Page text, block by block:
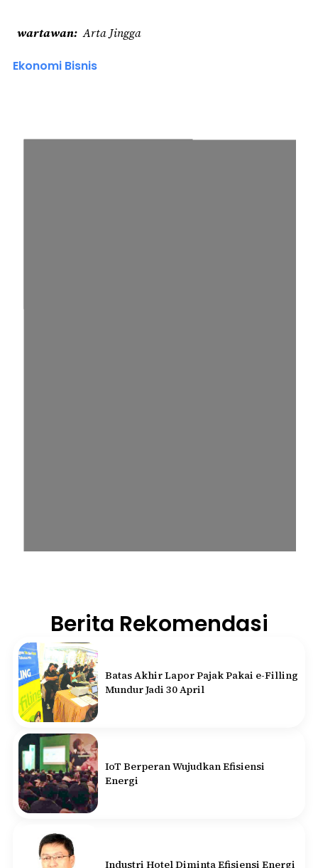
wartawan Arta Jingga
Ekonomi Bisnis
Berita Rekomendasi
Batas Akhir Lapor Pajak Pakai e-Filling
Mundur Jadi 30 April
IoT Berperan Wujudkan Efisiensi
Energi
Industri Hotel Diminta Efisiensi Energi